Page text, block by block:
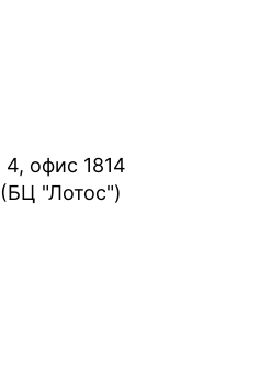
офис 1814
"Лотос")